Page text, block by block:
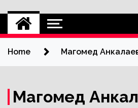
Home Магомед
Магомед